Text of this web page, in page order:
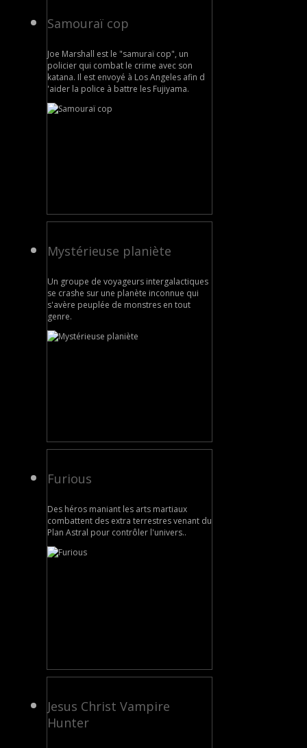
Samouraï cop
Joe Marshall est le "samuraï cop", un
policier qui combat le crime avec son
katana. Il est envoyé à Los Angeles afin d
'aider la police à battre les Fujiyama.
Mystérieuse planiète
Un groupe de voyageurs intergalactiques
se crashe sur une planète inconnue qui
s'avère peuplée de monstres en tout
genre.
Furious
Des héros maniant les arts martiaux
combattent des extra terrestres venant du
Plan Astral pour contrôler l'univers..
Jesus Christ Vampire
Hunter